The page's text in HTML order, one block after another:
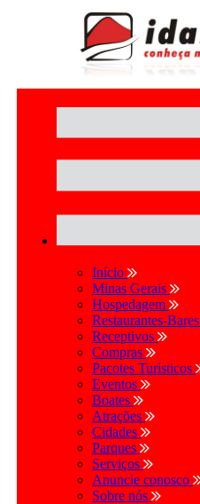
Início
Minas Gerais
Hospedagem
Restaurantes-Bares
Receptivos
Compras
Pacotes Turísticos
Eventos
Boates
Atrações
Cidades
Parques
Serviços
Anuncie conosco
Sobre nós